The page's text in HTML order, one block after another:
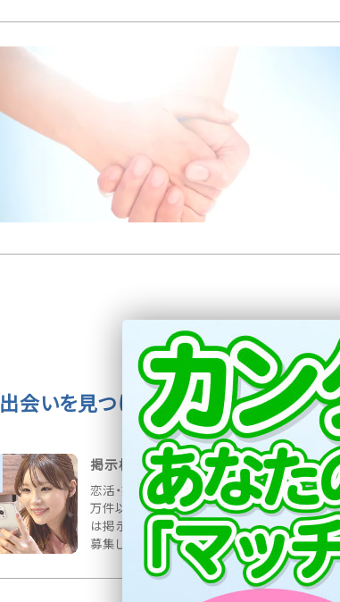
出会いを見つける3ステップ
掲示板で出会いを募集
恋活・婚活など様々な募集が毎日3
万件以上書き込まれています！まず
は掲示板にお相手の希望を書いて
募集しましょう！